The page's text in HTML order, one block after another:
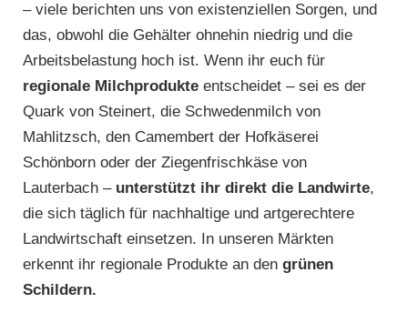
– viele berichten uns von existenziellen Sorgen, und
das, obwohl die Gehälter ohnehin niedrig und die
Arbeitsbelastung hoch ist. Wenn ihr euch für
regionale Milchprodukteentscheidet – sei es der
Quark von Steinert, die Schwedenmilch von
Mahlitzsch, den Camembert der Hofkäserei
Schönborn oder der Ziegenfrischkäse von
Lauterbach – unterstützt ihr direkt die Landwirte,
die sich täglich für nachhaltige und artgerechtere
Landwirtschaft einsetzen. In unseren Märkten
erkennt ihr regionale Produkte an den grünen
Schildern.